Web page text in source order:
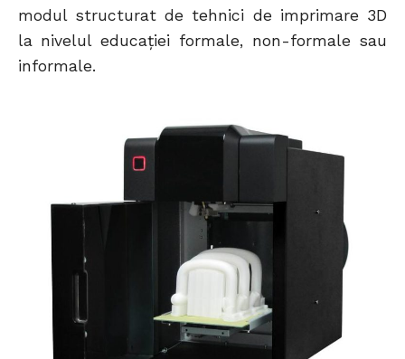
modul structurat de tehnici de imprimare 3D
la nivelul educaţiei formale, non-formale sau
informale.